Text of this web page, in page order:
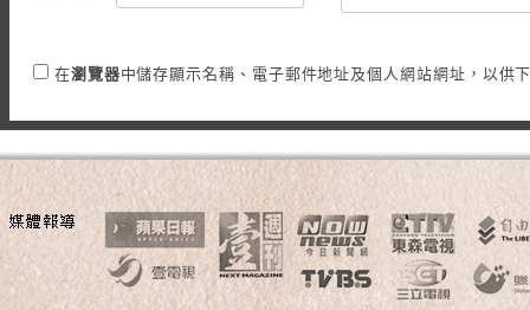
在瀏覽器中儲存顯示名稱、電子郵件地址及個人網站網址，以供